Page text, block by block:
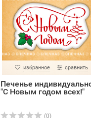
избранное сравнить
Печенье
"С Новым годом всех!"
(0)